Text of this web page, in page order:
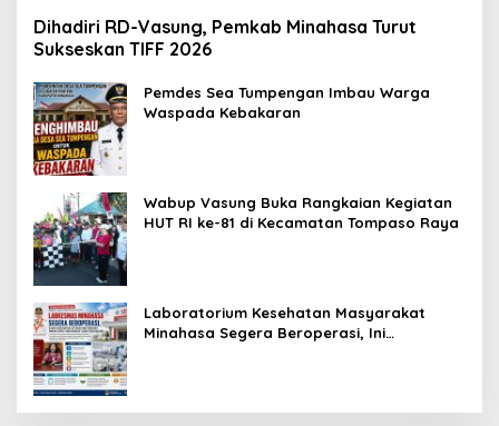
Dihadiri RD-Vasung, Pemkab Minahasa Turut
Sukseskan TIFF 2026
Pemdes Sea Tumpengan Imbau Warga
Waspada Kebakaran
Wabup Vasung Buka Rangkaian Kegiatan
HUT RI ke-81 di Kecamatan Tompaso Raya
Laboratorium Kesehatan Masyarakat
Minahasa Segera Beroperasi, Ini